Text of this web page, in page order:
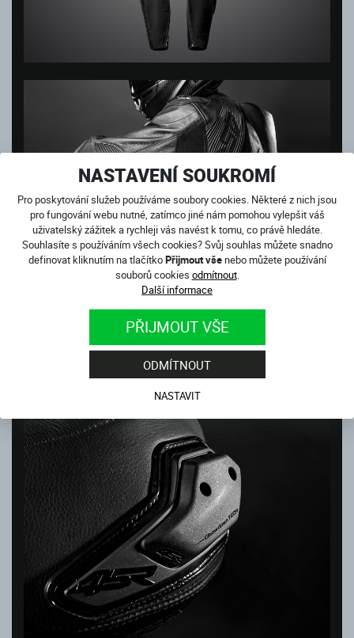
NASTAVENÍ SOUKROMÍ
Pro poskytování služeb používáme soubory cookies. Některé z nich jsou
pro fungování webu nutné, zatímco jiné nám pomohou vylepšit váš
uživatelský zážitek a rychleji vás navést k tomu, co právě hledáte.
Souhlasíte s používáním všech cookies? Svůj souhlas můžete snadno
definovat kliknutím na tlačítkoPřijmout všenebo můžete používání
souborů cookies odmítnout.
Další informace
PŘIJMOUT VŠE
ODMÍTNOUT
NASTAVIT